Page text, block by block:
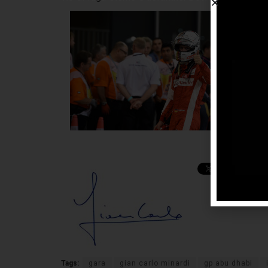
Tags: gara gian carlo minardi gp abu dhabi